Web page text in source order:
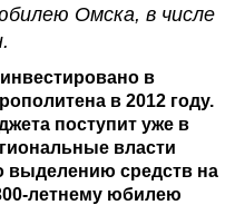
Омска, в числе
в
в 2012 году.
поступит уже в
власти
выделению средств на
летнему юбилею